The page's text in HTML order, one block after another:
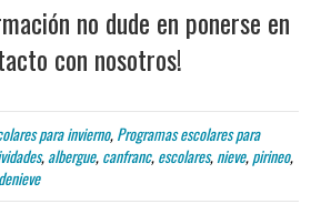
no dude en ponerse en
con nosotros!
para invierno,Programas escolares para
,albergue,canfranc,escolares,nieve,pirineo,